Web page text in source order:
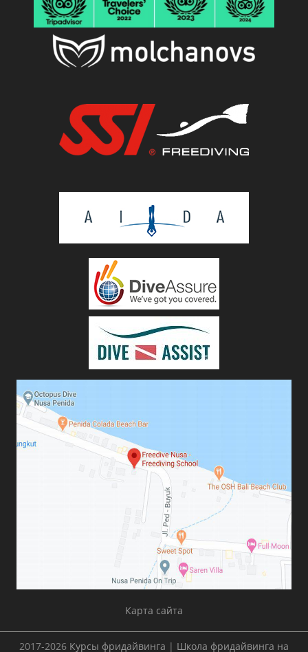
Карта сайта
2017-2026 Курсы фридайвинга | Школа фридайвинга на